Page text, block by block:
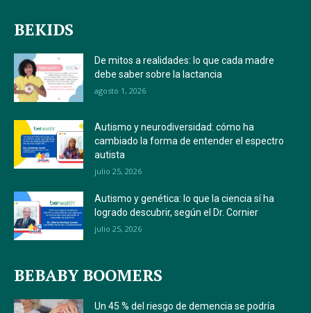
BEKIDS
De mitos a realidades: lo que cada madre
debe saber sobre la lactancia
agosto 1, 2026
Autismo y neurodiversidad: cómo ha
cambiado la forma de entender el espectro
autista
julio 25, 2026
Autismo y genética: lo que la ciencia sí ha
logrado descubrir, según el Dr. Cornier
julio 25, 2026
BEBABY BOOMERS
Un 45 % del riesgo de demencia se podría